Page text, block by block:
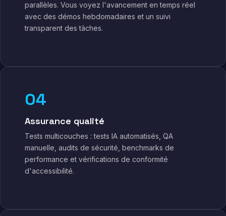
parallèles. Vous voyez l'avancement en temps réel
avec des démos hebdomadaires et un suivi
transparent des tâches.
04
Assurance qualité
Tests multicouches : tests IA automatisés, QA
manuelle, audits de sécurité, benchmarks de
performance et vérifications de conformité
d'accessibilité.